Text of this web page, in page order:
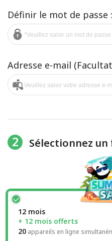
Définir le mot de passe :
Adresse e-mail
2 Sélectionnez
12 mois
+ 12 mois offerts
20 appareils en ligne